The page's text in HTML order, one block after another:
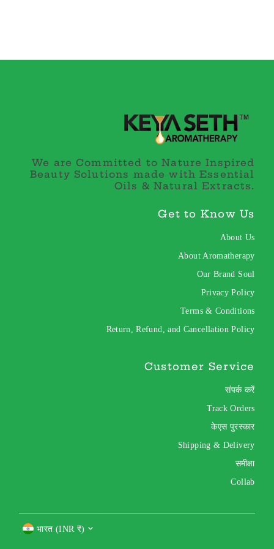
We are Committed to Nature Inspired
Beauty Solutions made with Essential
Oils & Natural Extracts.
Get to Know Us
About Us
About Aromatherapy
Our Brand Soul
Privacy Policy
Terms & Conditions
Return, Refund, and Cancellation Policy
Customer Service
संपर्क करें
Track Orders
केएस पुरस्कार
Shipping & Delivery
समीक्षा
Collab
भारत (INR ₹)